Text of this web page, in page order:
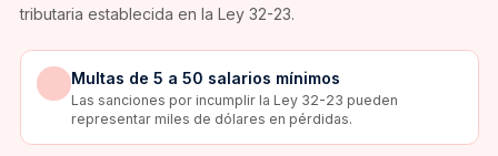
tributaria establecida en la Ley 32-23.
Multas de 5 a 50 salarios mínimos
Las sanciones por incumplir la Ley 32-23 pueden
representar miles de dólares en pérdidas.